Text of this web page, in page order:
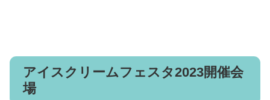
アイスクリームフェスタ2023開催会
場